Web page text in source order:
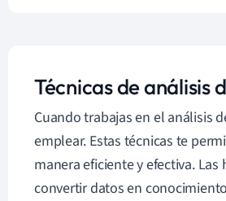
Técnicas de análisis
Cuando trabajas en el análisis
emplear. Estas técnicas te
manera eficiente y efectiva.
convertir datos en